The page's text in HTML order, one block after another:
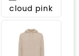
cloud pink